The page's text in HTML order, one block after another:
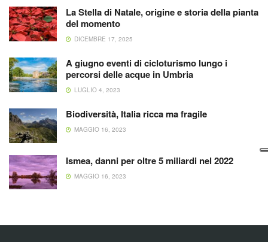
La Stella di Natale, origine e storia della pianta
del momento
DICEMBRE 17, 2025
A giugno eventi di cicloturismo lungo i
percorsi delle acque in Umbria
LUGLIO 4, 2023
Biodiversità, Italia ricca ma fragile
MAGGIO 16, 2023
Ismea, danni per oltre 5 miliardi nel 2022
MAGGIO 16, 2023